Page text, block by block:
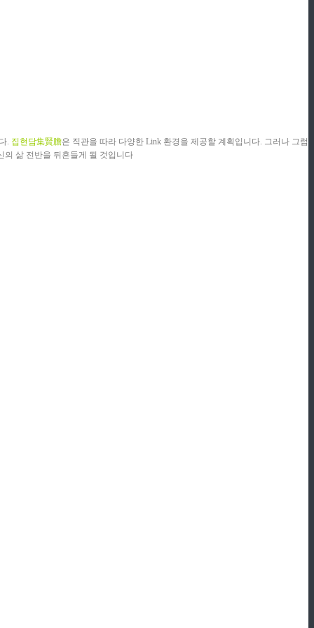
. 집현담集賢膽은 직관을 따라 다양한 Link 환경을 제공할 계획입니다. 그러나 그럼
의 삶 전반을 뒤흔들게 될 것입니다